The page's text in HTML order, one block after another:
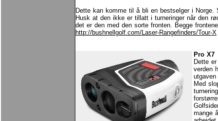
Dette kan komme til å bli en bestselger i Norge.
Husk at den ikke er tillatt i turneringer når den
det er den med den sorte fronten. Begge
http://bushnellgolf.com/Laser-Rangefinders/Tour-X
Pro X7
Dette
verden
Med
mange